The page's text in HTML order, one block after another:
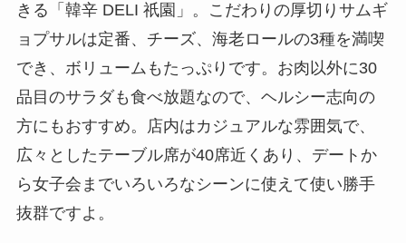
きる「韓辛 DELI 祇園」。こだわりの厚切りサムギ
ョプサルは定番、チーズ、海老ロールの3種を満喫
でき、ボリュームもたっぷりです。お肉以外に30
品目のサラダも食べ放題なので、ヘルシー志向の
方にもおすすめ。店内はカジュアルな雰囲気で、
広々としたテーブル席が40席近くあり、デートか
ら女子会までいろいろなシーンに使えて使い勝手
抜群ですよ。